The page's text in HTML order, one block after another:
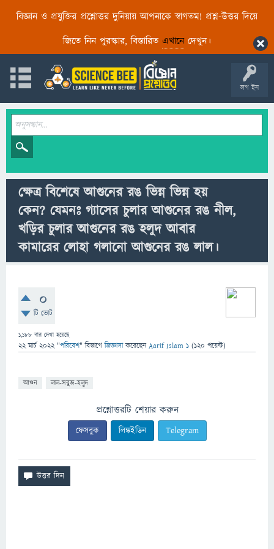
বিজ্ঞান ও প্রযুক্তির প্রশ্নোত্তর দুনিয়ায় আপনাকে স্বাগতম! প্রশ্ন-উত্তর দিয়ে
জিতে নিন পুরস্কার, বিস্তারিত এখানেদেখুন।
লগ ইন
ক্ষেত্র বিশেষে আগুনের রঙ ভিন্ন ভিন্ন হয়
কেন? যেমনঃ গ্যাসের চুলার আগুনের রঙ নীল,
খড়ির চুলার আগুনের রঙ হলুদ আবার
কামারের লোহা গলানো আগুনের রঙ লাল।
0
টি ভোট
1,188 বার দেখা হয়েছে
22 মার্চ 2022 "পরিবেশ" বিভাগে জিজ্ঞাসাকরেছেনAarif Islam 1 (120 পয়েন্ট)
আগুন লাল-সবুজ-হলুদ
প্রশ্নোত্তরটি শেয়ার করুন
ফেসবুক লিঙ্কইডিন Telegram